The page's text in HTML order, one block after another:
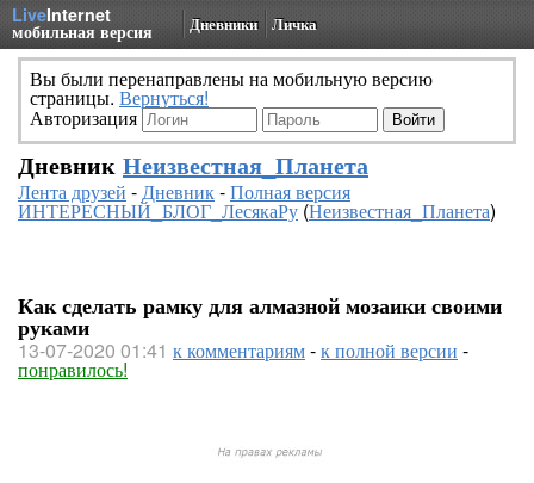
LiveInternet
мобильная версия Дневники Личка
Вы были перенаправлены на мобильную версию
страницы. Вернуться!
Авторизация
Дневник Неизвестная_Планета
Лента друзей -Дневник-Полная версия
ИНТЕРЕСНЫЙ_БЛОГ_ЛесякаРу(Неизвестная_Планета)
Как сделать рамку для алмазной мозаики своими
руками
13-07-2020 01:41 к комментариям-к полной версии -
понравилось!